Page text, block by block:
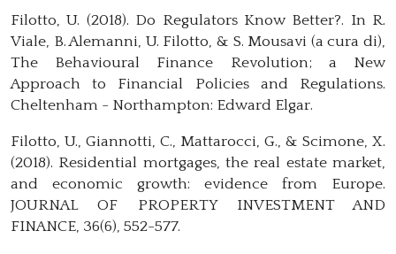
Filotto, U. (2018). Do Regulators Know Better?. In R.
Viale, B. Alemanni, U. Filotto, & S. Mousavi (a cura di),
The Behavioural Finance Revolution; a New
Approach to Financial Policies and Regulations.
Cheltenham - Northampton: Edward Elgar.
Filotto, U., Giannotti, C., Mattarocci, G., & Scimone, X.
(2018). Residential mortgages, the real estate market,
and economic growth: evidence from Europe.
JOURNAL OF PROPERTY INVESTMENT AND
FINANCE, 36(6), 552-577.